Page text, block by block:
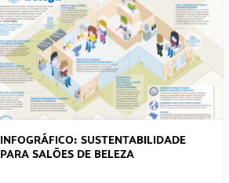
INFOGRÁFICO: SUSTENTABILIDADE
PARA SALÕES DE BELEZA